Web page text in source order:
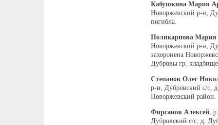
Кабушкина Мария
Новоржевский р-н,
погибла.
Поликарпова Мария
Новоржевский р-н,
захоронена
Дубровы гр.
Степанов Олег
р-н, Дубровский с/с,
Новоржевский район.
Фирсанов Алексей,
Дубровский с/с, д.